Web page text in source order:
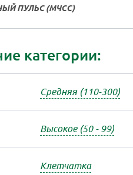
ПУЛЬС (МЧСС)
категории:
Средняя (110-300)
Высокое (50 - 99)
Клетчатка